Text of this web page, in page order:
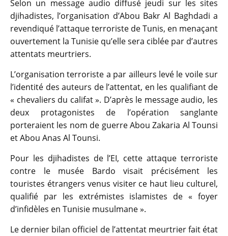
Selon un message audio diffusé jeudi sur les sites
djihadistes, l’organisation d’Abou Bakr Al Baghdadi a
revendiqué l’attaque terroriste de Tunis, en menaçant
ouvertement la Tunisie qu’elle sera ciblée par d’autres
attentats meurtriers.
L’organisation terroriste a par ailleurs levé le voile sur
l’identité des auteurs de l’attentat, en les qualifiant de
« chevaliers du califat ». D’après le message audio, les
deux protagonistes de l’opération sanglante
porteraient les nom de guerre Abou Zakaria Al Tounsi
et Abou Anas Al Tounsi.
Pour les djihadistes de l’EI, cette attaque terroriste
contre le musée Bardo visait précisément les
touristes étrangers venus visiter ce haut lieu culturel,
qualifié par les extrémistes islamistes de « foyer
d’infidèles en Tunisie musulmane ».
Le dernier bilan officiel de l’attentat meurtrier fait état